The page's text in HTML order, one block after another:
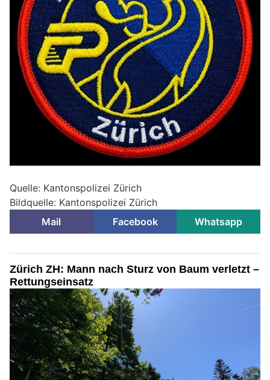
Quelle: Kantonspolizei Zürich
Bildquelle: Kantonspolizei Zürich
Mail
Facebook Whatsapp
Zürich ZH: Mann nach Sturz von Baum verletzt –
Rettungseinsatz